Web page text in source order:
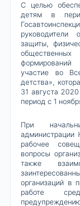
С целью
детям в
руководители
защиты,
формирований
участие во
детства»,
31 августа
период с 1
При
администрации
рабочее
вопросы
также
организаций в
работе